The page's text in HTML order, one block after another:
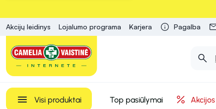
Akcijų leidinys Lojalumo programa Karjera Pagalba
Visi produktai Top pasiūlymai Akcijos